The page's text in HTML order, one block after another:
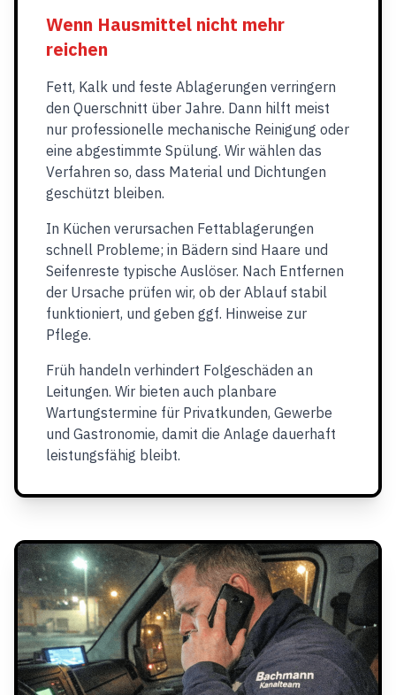
Wenn Hausmittel nicht mehr
reichen
Fett, Kalk und feste Ablagerungen verringern
den Querschnitt über Jahre. Dann hilft meist
nur professionelle mechanische Reinigung oder
eine abgestimmte Spülung. Wir wählen das
Verfahren so, dass Material und Dichtungen
geschützt bleiben.
In Küchen verursachen Fettablagerungen
schnell Probleme; in Bädern sind Haare und
Seifenreste typische Auslöser. Nach Entfernen
der Ursache prüfen wir, ob der Ablauf stabil
funktioniert, und geben ggf. Hinweise zur
Pflege.
Früh handeln verhindert Folgeschäden an
Leitungen. Wir bieten auch planbare
Wartungstermine für Privatkunden, Gewerbe
und Gastronomie, damit die Anlage dauerhaft
leistungsfähig bleibt.